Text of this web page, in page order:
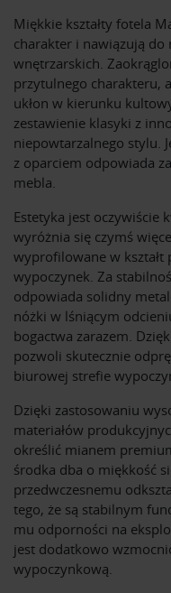
Miękkie kształty fotela
charakter i nawiązują
wnętrzarskich.
przytulnego charakteru,
ukłon w kierunku
zestawienie klasyki z
niepowtarzalnego stylu.
z oparciem odpowiada
mebla.
Estetyka jest oczywiście
wyróżnia się czymś
wyprofilowane w kształt
wypoczynek. Za
odpowiada solidny
nóżki w lśniącym
bogactwa zarazem.
pozwoli skutecznie
biurowej strefie
Dzięki zastosowaniu
materiałów
określić mianem
środka dba o miękkość
przedwczesnemu
tego, że są stabilnym
mu odporności na
jest dodatkowo
wypoczynkową.